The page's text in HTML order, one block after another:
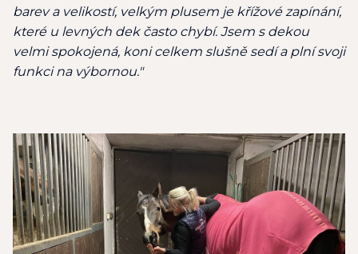
barev a velikostí, velkým plusem je křížové zapínání,
které u levných dek často chybí. Jsem s dekou
velmi spokojená, koni celkem slušně sedí a plní svoji
funkci na výbornou."